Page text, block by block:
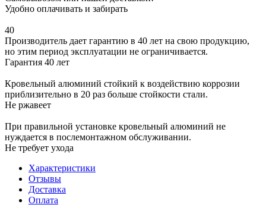
Удобно оплачивать и забирать
40
Производитель дает гарантию в 40 лет на свою продукцию,
но этим период эксплуатации не ограничивается.
Гарантия 40 лет
Кровельный алюминий стойкий к воздействию коррозии
приблизительно в 20 раз больше стойкости стали.
Не ржавеет
При правильной установке кровельный алюминий не
нуждается в послемонтажном обслуживании.
Не требует ухода
Характеристики
Отзывы
Доставка
Оплата